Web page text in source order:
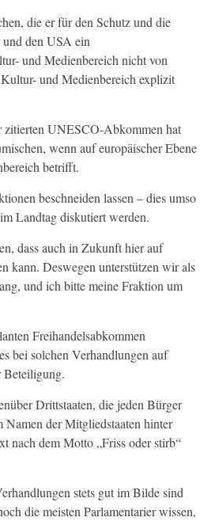
die er für den Schutz und die
den USA ein
und Medienbereich nicht von
und Medienbereich explizit
zitierten UNESCO-Abkommen hat
wenn auf europäischer Ebene
betrifft.
beschneiden lassen – dies umso
Landtag diskutiert werden.
dass auch in Zukunft hier auf
kann. Deswegen unterstützen wir als
und ich bitte meine Fraktion um
Freihandelsabkommen
bei solchen Verhandlungen auf
Beteiligung.
Drittstaaten, die jeden Bürger
der Mitgliedstaaten hinter
nach dem Motto „Friss oder stirb“
stets gut im Bilde sind
die meisten Parlamentarier wissen,